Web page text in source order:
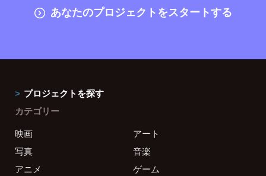
あなたのプロジェクトをスタートする
プロジェクトを探す
カテゴリー
映画
アート
写真
音楽
アニメ
ゲーム